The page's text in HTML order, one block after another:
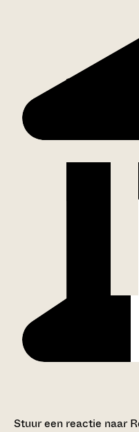
Stuur een reactie naar